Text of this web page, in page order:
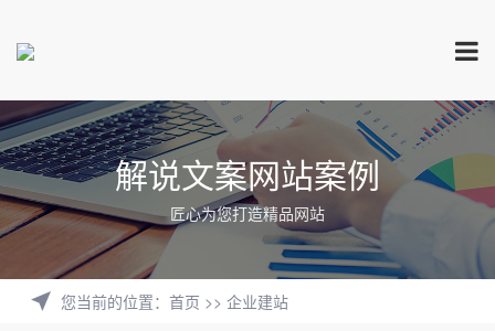
解说文案网站案例
匠心为您打造精品网站
您当前的位置： 首页 >> 企业建站